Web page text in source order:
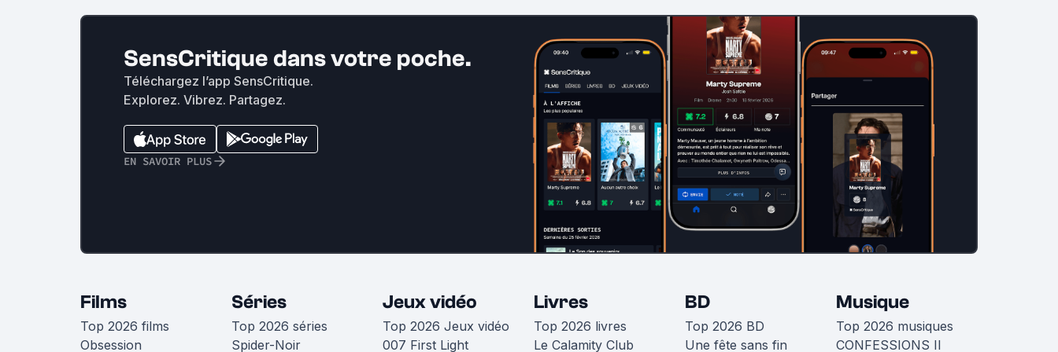
SensCritique dans votre poche.
Téléchargez l’app SensCritique.
Explorez. Vibrez. Partagez.
EN SAVOIR PLUS
Films
Top 2026 films
Obsession
Séries
Top 2026 séries
Spider-Noir
Jeux vidéo
Top 2026 Jeux vidéo
007 First Light
Livres
Top 2026 livres
Le Calamity Club
BD
Top 2026 BD
Une fête sans fin
Musique
Top 2026 musiques
CONFESSIONS II